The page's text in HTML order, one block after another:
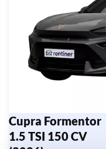
Cupra Formentor
1.5 TSI 150 CV